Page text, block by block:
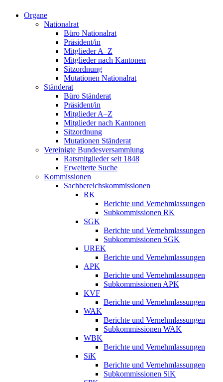
Organe
Nationalrat
Büro Nationalrat
Präsident/in
Mitglieder A–Z
Mitglieder nach Kantonen
Sitzordnung
Mutationen Nationalrat
Ständerat
Büro Ständerat
Präsident/in
Mitglieder A–Z
Mitglieder nach Kantonen
Sitzordnung
Mutationen Ständerat
Vereinigte Bundesversammlung
Ratsmitglieder seit 1848
Erweiterte Suche
Kommissionen
Sachbereichskommissionen
RK
Berichte und Vernehmlassungen
Subkommissionen RK
SGK
Berichte und Vernehmlassungen
Subkommissionen SGK
UREK
Berichte und Vernehmlassungen
APK
Berichte und Vernehmlassungen
Subkommissionen APK
KVF
Berichte und Vernehmlassungen
WAK
Berichte und Vernehmlassungen
Subkommissionen WAK
WBK
Berichte und Vernehmlassungen
SiK
Berichte und Vernehmlassungen
Subkommissionen SiK